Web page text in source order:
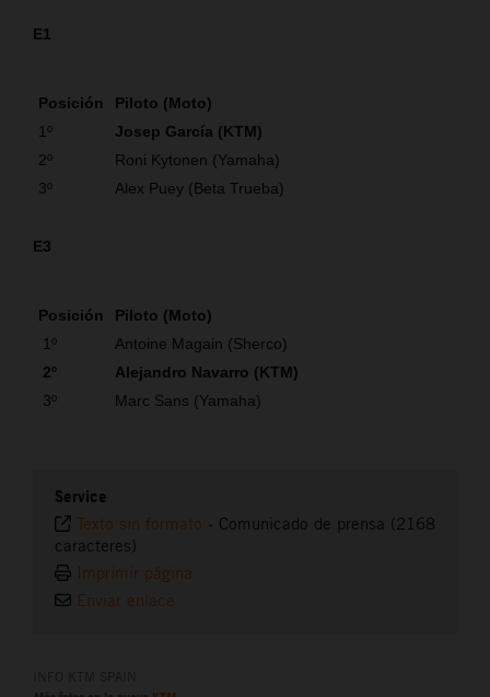
E1
Posición
Piloto (Moto)
1º
Josep García (KTM)
2º
Roni Kytonen (Yamaha)
3º
Alex Puey (Beta Trueba)
E3
Posición
Piloto (Moto)
1º
Antoine Magain (Sherco)
2º
Alejandro Navarro (KTM)
3º
Marc Sans (Yamaha)
Service
Texto sin formato - Comunicado de prensa (2168
caracteres)
Imprimir página
Enviar enlace